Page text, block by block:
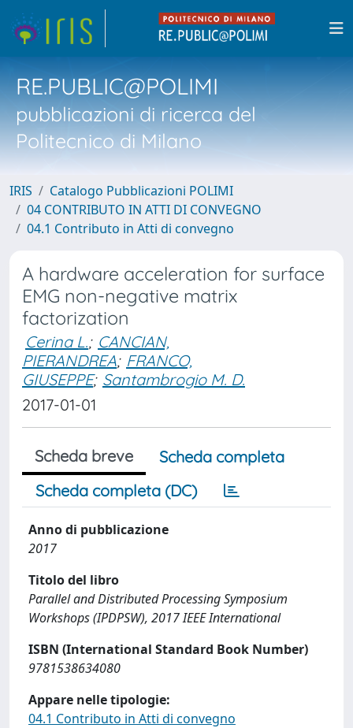
RE.PUBLIC@POLIMI
pubblicazioni di ricerca del
Politecnico di Milano
IRIS
Catalogo Pubblicazioni POLIMI
04 CONTRIBUTO IN ATTI DI CONVEGNO
04.1 Contributo in Atti di convegno
A hardware acceleration for surface
EMG non-negative matrix
factorization
Cerina L.; CANCIAN,
PIERANDREA; FRANCO,
GIUSEPPE; Santambrogio M. D.
2017-01-01
Scheda breve
Scheda completa
Scheda completa (DC)
Anno di pubblicazione
2017
Titolo del libro
Parallel and Distributed Processing Symposium
Workshops (IPDPSW), 2017 IEEE International
ISBN (International Standard Book Number)
9781538634080
Appare nelle tipologie:
04.1 Contributo in Atti di convegno